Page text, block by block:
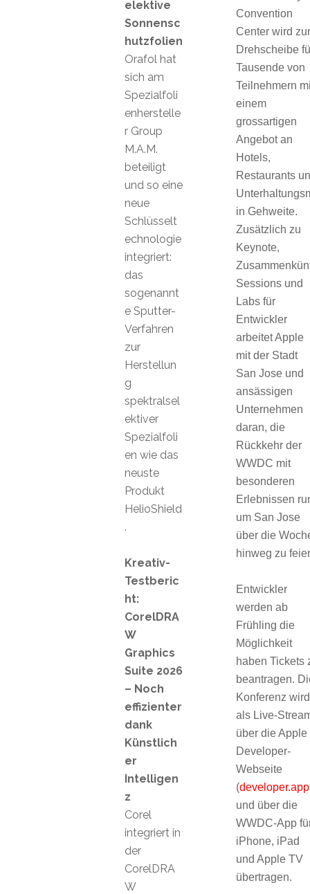
Convention
Center wird zur
Drehscheibe
Tausende von
Teilnehmern
einem
grossartigen
Angebot an
Hotels,
Restaurants
in Gehweite.
Zusätzlich zu
Keynote,
Sessions und
Labs für
Entwickler
arbeitet Apple
mit der Stadt
San Jose und
ansässigen
Unternehmen
daran, die
Rückkehr der
WWDC mit
besonderen
Erlebnissen
um San Jose
über die
hinweg zu
Entwickler
werden ab
Frühling die
Möglichkeit
haben Tickets
beantragen.
Konferenz wird
als Live-
über die Apple
Developer-
Webseite
(
und über die
WWDC-App
iPhone, iPad
und Apple TV
übertragen.
elektive
Sonnensc
hutzfolien
Orafol hat
sich am
Spezialfoli
enherstelle
r Group
M.A.M.
beteiligt
und so eine
neue
Schlüsselt
echnologie
integriert:
das
sogenannt
e Sputter-
Verfahren
zur
Herstellun
g
spektralsel
ektiver
Spezialfoli
en wie das
neuste
Produkt
HelioShield
.
Kreativ-
Testberic
ht:
CorelDRA
W
Graphics
Suite 2026
– Noch
effizienter
dank
Künstlich
er
Intelligen
z
Corel
integriert in
der
CorelDRA
W